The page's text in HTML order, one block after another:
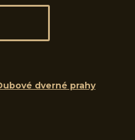
dverné prahy